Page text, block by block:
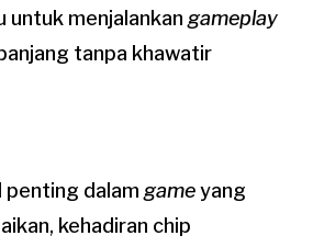
menjalankan gameplay
tanpa khawatir
penting dalam gameyang
kehadiran chip